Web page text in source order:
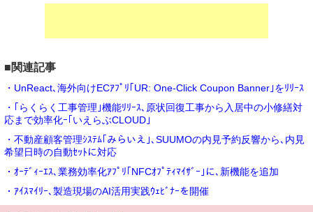
■関連記事
・UnReact､海外向けECｱﾌﾟﾘ｢UR: One-Click Coupon Banner｣をﾘﾘｰｽ
・｢らくらく工事管理｣機能ﾘﾘｰｽ､原状回復工事から入居中の小修繕対
応まで効率化ｰ｢いえらぶCLOUD｣
・不動産顧客管理ｼｽﾃﾑ｢みらいえ｣､SUUMOの内見予約反響から､内見
希望日時の自動ｾｯﾄに対応
・ｵｰﾃﾞｨｰｴｽ､業務効率化ｱﾌﾟﾘ｢NFCｵﾌﾟﾃｨﾏｲｻﾞｰ｣に､新機能を追加
・ｱｲｽﾏｲﾘｰ､製造現場のAI活用実践ｳｪﾋﾞﾅｰを開催